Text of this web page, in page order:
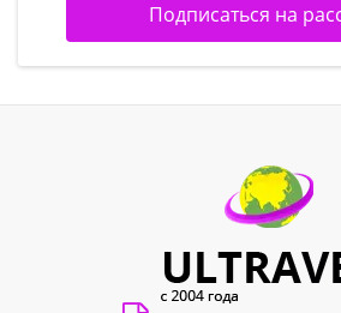
Подписаться на